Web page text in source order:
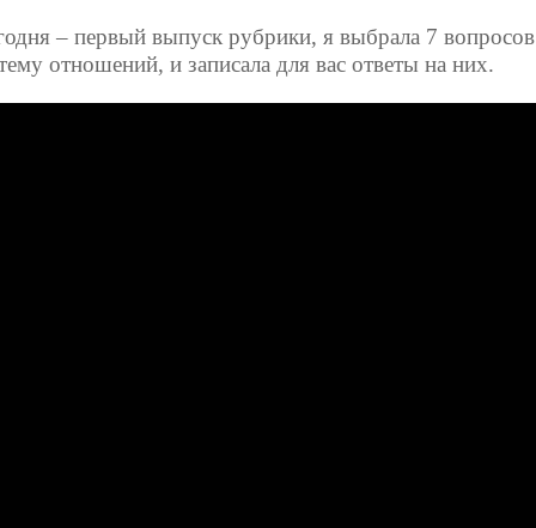
– первый выпуск рубрики, я выбрала 7 вопросов
отношений, и записала для вас ответы на них.